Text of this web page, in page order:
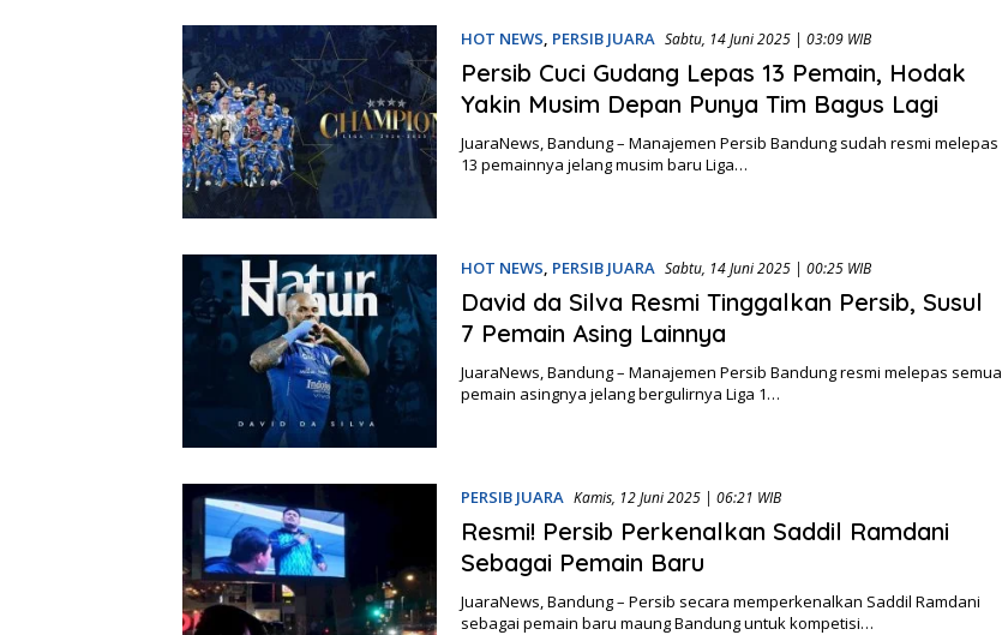
HOT NEWS, PERSIB JUARA Sabtu, 14 Juni 2025 | 03:09 WIB
Persib Cuci Gudang Lepas 13 Pemain, Hodak
Yakin Musim Depan Punya Tim Bagus Lagi
JuaraNews, Bandung – Manajemen Persib Bandung sudah resmi melepas
13 pemainnya jelang musim baru Liga…
HOT NEWS, PERSIB JUARA Sabtu, 14 Juni 2025 | 00:25 WIB
David da Silva Resmi Tinggalkan Persib, Susul
7 Pemain Asing Lainnya
JuaraNews, Bandung – Manajemen Persib Bandung resmi melepas semua
pemain asingnya jelang bergulirnya Liga 1…
PERSIB JUARA Kamis, 12 Juni 2025 | 06:21 WIB
Resmi! Persib Perkenalkan Saddil Ramdani
Sebagai Pemain Baru
JuaraNews, Bandung – Persib secara memperkenalkan Saddil Ramdani
sebagai pemain baru maung Bandung untuk kompetisi…